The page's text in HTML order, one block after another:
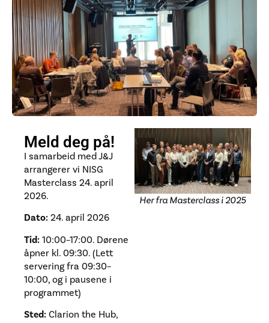
Meld deg på!
I samarbeid med J&J
arrangerer vi NISG
Masterclass 24. april
2026.
Dato: 24. april 2026
Tid: 10:00–17:00. Dørene
åpner kl. 09:30. (Lett
servering fra 09:30–
10:00, og i pausene i
programmet)
Sted: Clarion the Hub,
Her fra Masterclass i 2025